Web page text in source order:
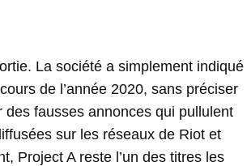
La société a simplement indiqué
de l’année 2020, sans préciser
fausses annonces qui pullulent
sur les réseaux de Riot et
Project A reste l’un des titres les